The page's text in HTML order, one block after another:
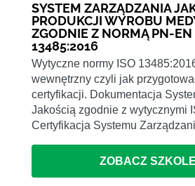
SYSTEM ZARZĄDZANIA
PRODUKCJI WYROBU
ZGODNIE Z NORMĄ PN-EN
13485:2016
Wytyczne normy ISO
wewnętrzny czyli jak
certyfikacji. Dokumentacja
Jakością zgodnie z wytycznymi
Certyfikacja Systemu
ZOBACZ